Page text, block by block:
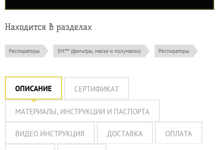
Находится в разделах
Респираторы 3M™ (фильтры, маски и полумаски) Респираторы
ОПИСАНИЕ СЕРТИФИКАТ
МАТЕРИАЛЫ, ИНСТРУКЦИИ И ПАСПОРТА
ВИДЕО ИНСТРУКЦИЯ ДОСТАВКА ОПЛАТА